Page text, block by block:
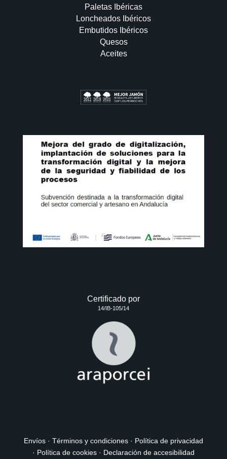
Paletas Ibéricas
Loncheados Ibéricos
Embutidos Ibéricos
Quesos
Aceites
Certificado por
14/IB-105/14
Envíos· Términos y condiciones· Política de privacidad
· Política de cookies· Declaración de accesibilidad